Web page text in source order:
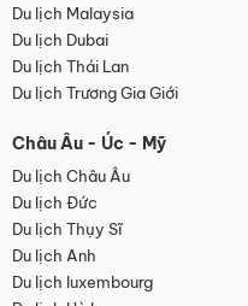
Du lịch Malaysia
Du lịch Dubai
Du lịch Thái Lan
Du lịch Trương Gia Giới
Châu Âu - Úc - Mỹ
Du lịch Châu Âu
Du lịch Đức
Du lịch Thụy Sĩ
Du lịch Anh
Du lịch luxembourg